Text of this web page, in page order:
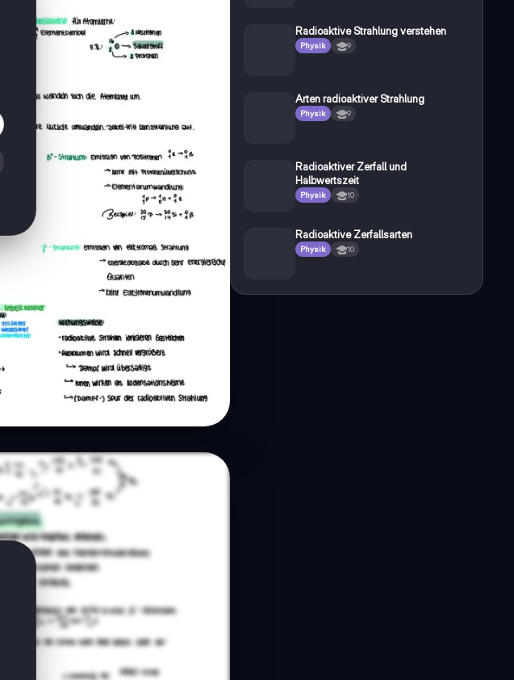
Radioaktive Strahlung verstehen
Physik 9
Arten radioaktiver Strahlung
Physik 9
Radioaktiver Zerfall und
Halbwertszeit
Physik 10
Radioaktive Zerfallsarten
Physik 10